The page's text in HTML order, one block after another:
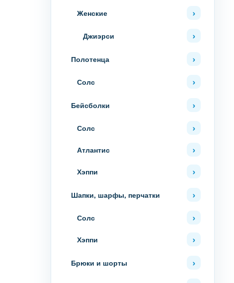
Женские
Джиэрси
Полотенца
Солс
Бейсболки
Солс
Атлантис
Хэппи
Шапки, шарфы, перчатки
Солс
Хэппи
Брюки и шорты